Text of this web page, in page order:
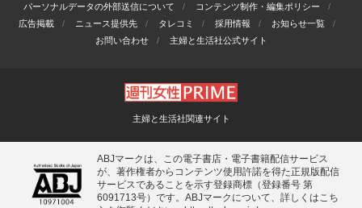
パーソナルデータの外部送信について
コンテンツ制作・編集ポリシー
広告掲載
ニュース提供先 タレコミ 採用情報
お知らせ一覧
お問い合わせ
主婦と生活社公式サイト
主婦と生活社関連サイト
ABJマークは、この電子書店・電子書籍配信サービス
が、著作権者からコンテンツ使用許諾を得た正規版配信
サービスであることを示す登録商標（登録番号 第
6091713号）です。ABJマークについて、詳しくはこち